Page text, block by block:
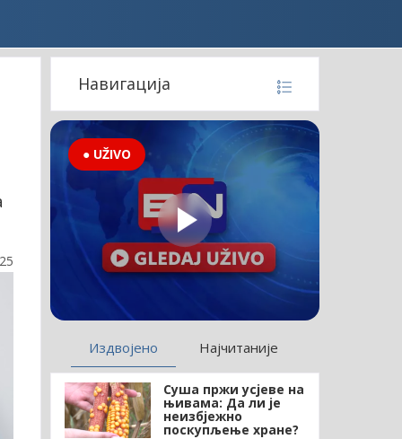
Навигација
● UŽIVO
Издвојено Најчитаније
Суша пржи усјеве на
њивама: Да ли је
неизбјежно
поскупљење хране?